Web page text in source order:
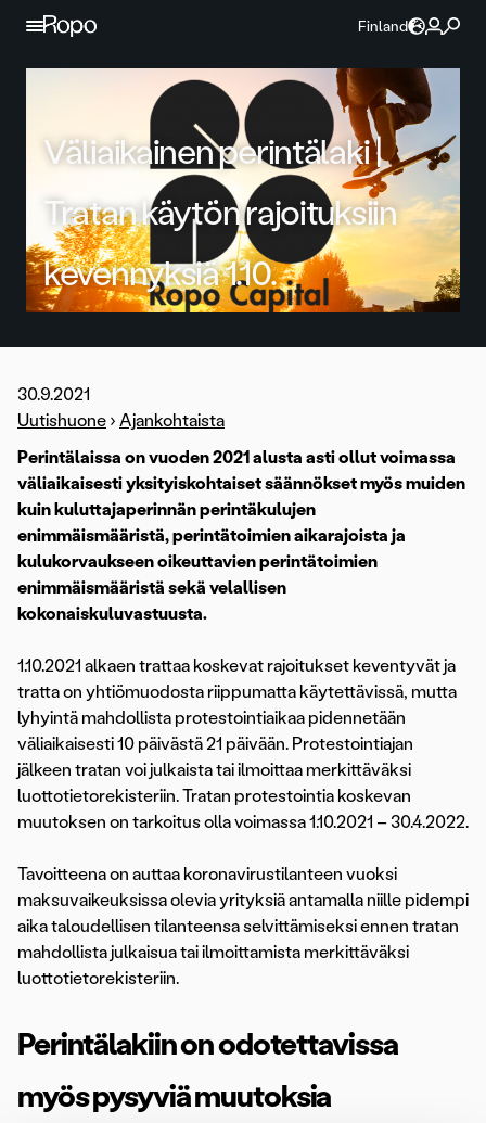
Jatka sisältöön
Finland
Väliaikainen perintälaki |
Tratan käytön rajoituksiin
kevennyksiä 1.10.
30.9.2021
Uutishuone › Ajankohtaista
Perintälaissa on vuoden 2021 alusta asti ollut voimassa
väliaikaisesti yksityiskohtaiset säännökset myös muiden
kuin kuluttajaperinnän perintäkulujen
enimmäismääristä, perintätoimien aikarajoista ja
kulukorvaukseen oikeuttavien perintätoimien
enimmäismääristä sekä velallisen
kokonaiskuluvastuusta.
1.10.2021 alkaen trattaa koskevat rajoitukset keventyvät ja
tratta on yhtiömuodosta riippumatta käytettävissä, mutta
lyhyintä mahdollista protestointiaikaa pidennetään
väliaikaisesti 10 päivästä 21 päivään. Protestointiajan
jälkeen tratan voi julkaista tai ilmoittaa merkittäväksi
luottotietorekisteriin. Tratan protestointia koskevan
muutoksen on tarkoitus olla voimassa 1.10.2021 – 30.4.2022.
Tavoitteena on auttaa koronavirustilanteen vuoksi
maksuvaikeuksissa olevia yrityksiä antamalla niille pidempi
aika taloudellisen tilanteensa selvittämiseksi ennen tratan
mahdollista julkaisua tai ilmoittamista merkittäväksi
luottotietorekisteriin.
Perintälakiin on odotettavissa
myös pysyviä muutoksia